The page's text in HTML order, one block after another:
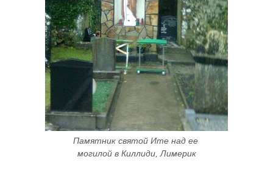
Памятник святой Ите над ее
могилой в Киллиди, Лимерик